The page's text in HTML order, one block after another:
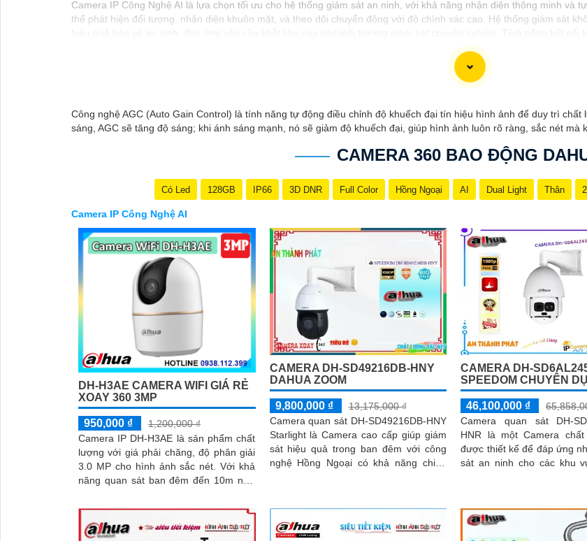
Camera IP Công Nghệ AI là lựa chọn tối ưu cho hệ thống giám sát an ninh, với khả năng nhận diện thông minh và
thể phát hiện đối tượng, nhận diện khuôn mặt, và theo dõi chuyển động với độ chính xác cao. Hệ thống giám sát
web mang lại sự tiện lợi tối đa cho người sử dụng, bảo đảm an toàn trong mọi tình huống.
Công nghệ AGC (Auto Gain Control) là tính năng tự động điều chỉnh độ khuếch đại tín hiệu hình ảnh để duy trì
sáng, AGC sẽ tăng độ sáng; khi ánh sáng mạnh, nó sẽ giảm độ khuếch đại, giúp hình ảnh luôn rõ ràng, sắc nét mà
CAMERA 360 BAO ĐỘNG
Có Led 128GB IP66 3D DNR Full Color Hồng Ngoại AI Dual Light Thân
Camera IP Công Nghệ AI
DH-H3AE CAMERA WIFI GIÁ RẺ
XOAY 360 3MP
950,000 ₫
1,200,000 ₫
Camera IP DH-H3AE là sản phẩm chất
lượng với giá phải chăng, độ phân giải
3.0 MP cho hình ảnh sắc nét. Với khả
năng quan sát ban đêm đến 10m nhờ
CAMERA DH-SD49216DB-HNY
DAHUA ZOOM
9,800,000 ₫
13,175,000 ₫
Camera quan sát DH-SD49216DB-HNY
Starlight là Camera cao cấp giúp giám
sát hiệu quả trong ban đêm với công
nghệ Hồng Ngoại có khả năng chiếu
CAMERA DH-
SPEEDOM CHUYÊN
46,100,000 ₫
Camera quan sát DH-
HNR là một Camera
được thiết kế để đáp ứng
sát an ninh cho các khu vực